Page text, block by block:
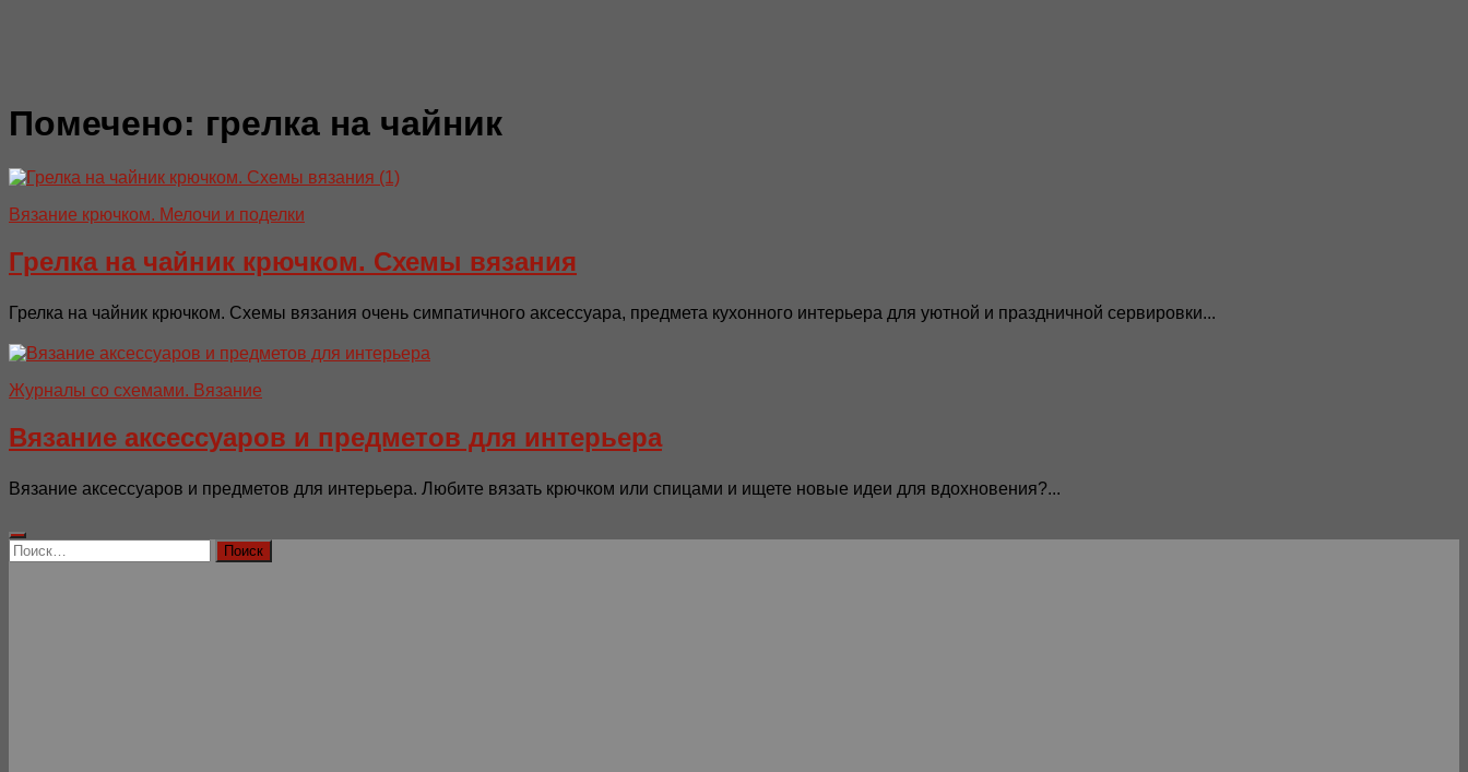
Помечено: грелка на чайник
Вязание крючком. Мелочи и поделки
Грелка на чайник крючком. Схемы вязания
Грелка на чайник крючком. Схемы вязания очень симпатичного аксессуара, предмета кухонного интерьера для уютной и праздничной сервировки...
Журналы со схемами. Вязание
Вязание аксессуаров и предметов для интерьера
Вязание аксессуаров и предметов для интерьера. Любите вязать крючком или спицами и ищете новые идеи для вдохновения?...
Найти: